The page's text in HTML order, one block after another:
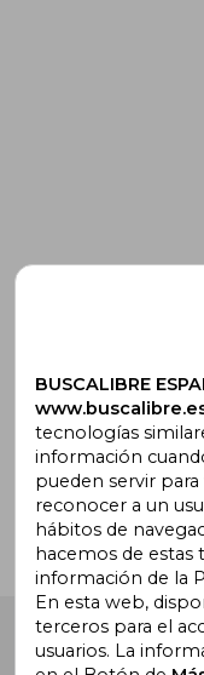
¿Necesitas ayuda?
Ir a Centro de
Buscalibre España .
Cornellà de Llobregat,
BUSCALIBRE
tecnologías
información
pueden servir
reconocer a un
hábitos de
hacemos de estas
información de la
En esta web,
terceros para el
usuarios. La